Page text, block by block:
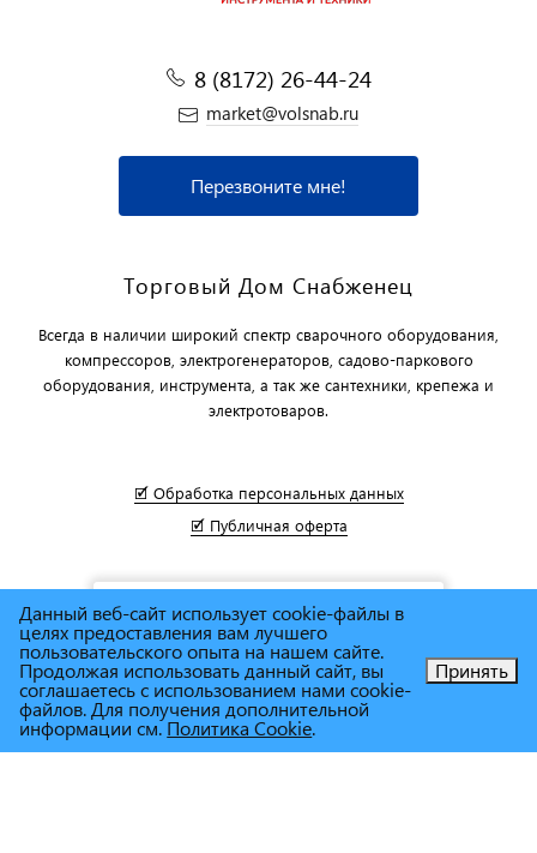
8 (8172) 26-44-24
market@volsnab.ru
Перезвоните мне!
Торговый Дом Снабженец
Всегда в наличии широкий спектр сварочного оборудования,
компрессоров, электрогенераторов, садово-паркового
оборудования, инструмента, а так же сантехники, крепежа и
электротоваров.
🗹 Обработка персональных данных
🗹 Публичная оферта
Позвоните нам!
Данный веб-сайт использует cookie-файлы в
целях предоставления вам лучшего
пользовательского опыта на нашем сайте.
Продолжая использовать данный сайт, вы
соглашаетесь с использованием нами cookie-
файлов. Для получения дополнительной
информации см.Политика Cookie.
Принять